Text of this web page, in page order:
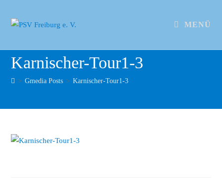
MENÜ
Karnischer-Tour1-3
> Gmedia Posts > Karnischer-Tour1-3